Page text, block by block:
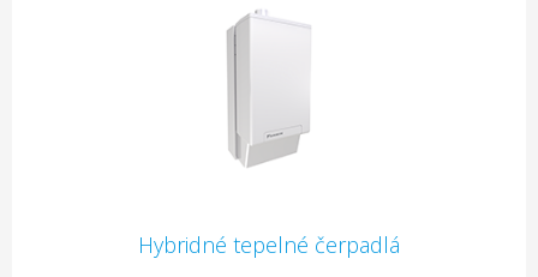
Hybridné tepelné čerpadlá